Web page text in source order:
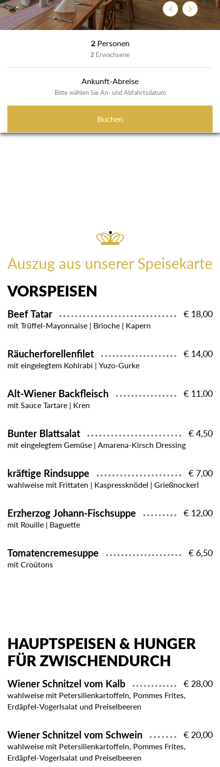
ZurückWeiter
2 Personen
2 Erwachsene
Ankunft-Abreise
Bitte wählen Sie An- und Abfahrtsdatum
Buchen
Auszug aus unserer Speisekarte
VORSPEISEN
Beef Tatar € 18,00
mit Trüffel-Mayonnaise | Brioche | Kapern
Räucherforellenfilet € 14,00
mit eingelegtem Kohlrabi | Yuzo-Gurke
Alt-Wiener Backfleisch € 11,00
mit Sauce Tartare | Kren
Bunter Blattsalat € 4,50
mit eingelegtem Gemüse | Amarena-Kirsch Dressing
kräftige Rindsuppe € 7,00
wahlweise mit Frittaten | Kaspressknödel | Grießnockerl
Erzherzog Johann-Fischsuppe € 12,00
mit Rouille | Baguette
Tomatencremesuppe € 6,50
mit Croûtons
HAUPTSPEISEN & HUNGER
FÜR ZWISCHENDURCH
Wiener Schnitzel vom Kalb € 28,00
wahlweise mit Petersilienkartoffeln, Pommes Frites,
Erdäpfel-Vogerlsalat und Preiselbeeren
Wiener Schnitzel vom Schwein € 20,00
wahlweise mit Petersilienkartoffeln, Pommes Frites,
Erdäpfel-Vogerlsalat und Preiselbeeren